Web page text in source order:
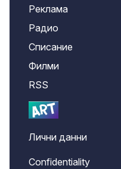
Реклама
Радио
Списание
Филми
RSS
Лични данни
Confidentiality